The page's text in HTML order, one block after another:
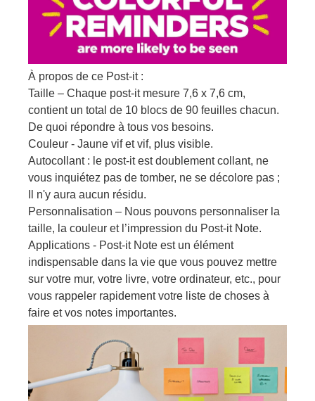
À propos de ce Post-it :
Taille – Chaque post-it mesure 7,6 x 7,6 cm,
contient un total de 10 blocs de 90 feuilles chacun.
De quoi répondre à tous vos besoins.
Couleur - Jaune vif et vif, plus visible.
Autocollant : le post-it est doublement collant, ne
vous inquiétez pas de tomber, ne se décolore pas ;
Il n'y aura aucun résidu.
Personnalisation – Nous pouvons personnaliser la
taille, la couleur et l’impression du Post-it Note.
Applications - Post-it Note est un élément
indispensable dans la vie que vous pouvez mettre
sur votre mur, votre livre, votre ordinateur, etc., pour
vous rappeler rapidement votre liste de choses à
faire et vos notes importantes.